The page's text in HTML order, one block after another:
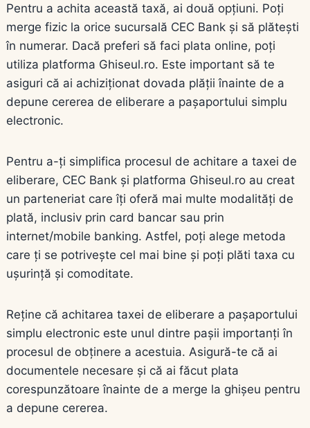
Pentru a achita această taxă, ai două opțiuni. Poți
merge fizic la orice sucursală CEC Bank și să plătești
în numerar. Dacă preferi să faci plata online, poți
utiliza platforma Ghiseul.ro. Este important să te
asiguri că ai achiziționat dovada plății înainte de a
depune cererea de eliberare a pașaportului simplu
electronic.
Pentru a-ți simplifica procesul de achitare a taxei de
eliberare, CEC Bank și platforma Ghiseul.ro au creat
un parteneriat care îți oferă mai multe modalități de
plată, inclusiv prin card bancar sau prin
internet/mobile banking. Astfel, poți alege metoda
care ți se potrivește cel mai bine și poți plăti taxa cu
ușurință și comoditate.
Reține că achitarea taxei de eliberare a pașaportului
simplu electronic este unul dintre pașii importanți în
procesul de obținere a acestuia. Asigură-te că ai
documentele necesare și că ai făcut plata
corespunzătoare înainte de a merge la ghișeu pentru
a depune cererea.